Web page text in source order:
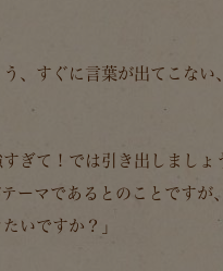
う、すぐに言葉が出てこない
すぎて！では引き出しましょ
ーマであるとのことですが
いですか？」